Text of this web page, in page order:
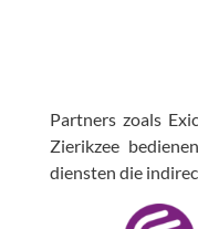
Partners zoals
Zierikzee
diensten die